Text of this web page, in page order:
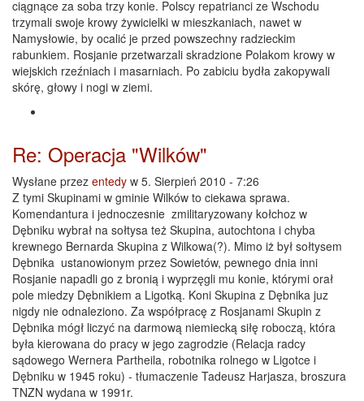
ciągnące za soba trzy konie. Polscy repatrianci ze Wschodu
trzymali swoje krowy żywicielki w mieszkaniach, nawet w
Namysłowie, by ocalić je przed powszechny radzieckim
rabunkiem. Rosjanie przetwarzali skradzione Polakom krowy w
wiejskich rzeźniach i masarniach. Po zabiciu bydła zakopywali
skórę, głowy i nogi w ziemi.
Re: Operacja "Wilków"
Wysłane przez entedy w 5. Sierpień 2010 - 7:26
Z tymi Skupinami w gminie Wilków to ciekawa sprawa.
Komendantura i jednoczesnie zmilitaryzowany kołchoz w
Dębniku wybrał na sołtysa też Skupina, autochtona i chyba
krewnego Bernarda Skupina z Wilkowa(?). Mimo iż był sołtysem
Dębnika ustanowionym przez Sowietów, pewnego dnia inni
Rosjanie napadli go z bronią i wyprzęgli mu konie, którymi orał
pole miedzy Dębnikiem a Ligotką. Koni Skupina z Dębnika juz
nigdy nie odnaleziono. Za współpracę z Rosjanami Skupin z
Dębnika mógł liczyć na darmową niemiecką siłę roboczą, która
była kierowana do pracy w jego zagrodzie (Relacja radcy
sądowego Wernera Partheila, robotnika rolnego w Ligotce i
Dębniku w 1945 roku) - tłumaczenie Tadeusz Harjasza, broszura
TNZN wydana w 1991r.